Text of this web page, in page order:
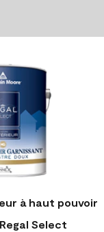
à haut pouvoir
Select